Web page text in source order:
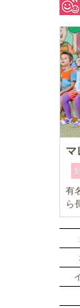
マ
有
ら
本
ひ